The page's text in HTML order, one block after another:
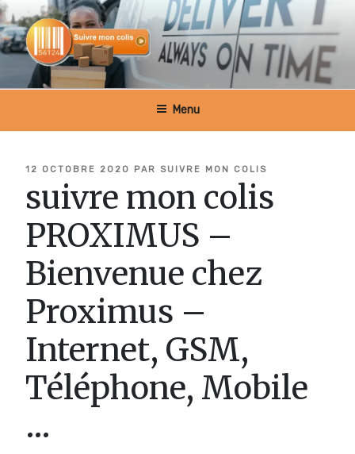
Aller
au
contenu
principal
SUIVRE MON COLIS BELGIQUE
Menu
PUBLIÉ
12 OCTOBRE 2020 PAR SUIVRE MON COLIS
suivre mon colis
PROXIMUS –
Bienvenue chez
Proximus –
Internet, GSM,
Téléphone, Mobile
…